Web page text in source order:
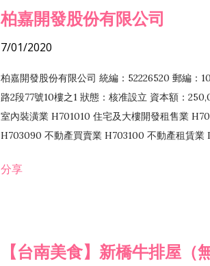
柏嘉開發股份有限公司
7/01/2020
柏嘉開發股份有限公司 統編：52226520 郵編：
路2段77號10樓之1 狀態：核准設立 資本額：
室內裝潢業 H701010 住宅及大樓開發租售業
H703090 不動產買賣業 H703100 不動產租賃
分享
【台南美食】新橋牛排屋（